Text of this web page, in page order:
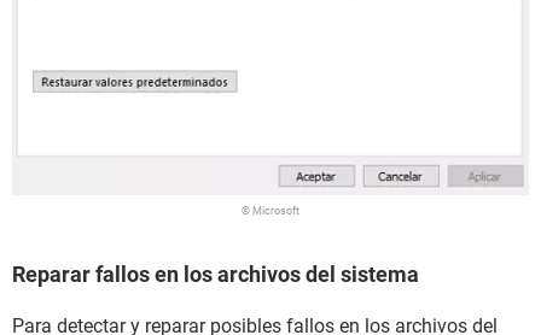
© Microsoft
Reparar fallos en los archivos del sistema
Para detectar y reparar posibles fallos en los archivos del